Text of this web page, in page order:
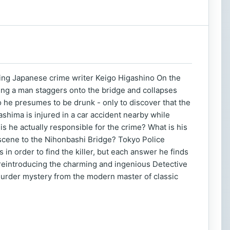
Japanese crime writer Keigo Higashino On the
a man staggers onto the bridge and collapses
presumes to be drunk - only to discover that the
is injured in a car accident nearby while
he actually responsible for the crime? What is his
to the Nihonbashi Bridge? Tokyo Police
order to find the killer, but each answer he finds
the charming and ingenious Detective
mystery from the modern master of classic